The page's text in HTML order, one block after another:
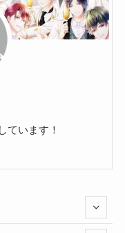
ています！